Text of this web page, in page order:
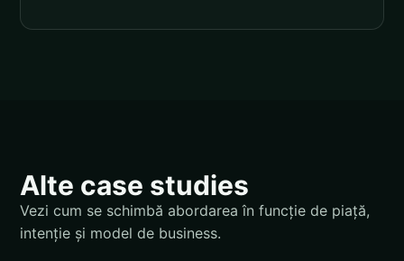
Alte case studies
Vezi cum se schimbă abordarea în funcție de piață,
intenție și model de business.